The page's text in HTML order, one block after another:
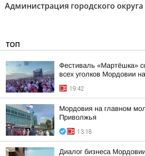
Администрация городского округа
ТОП
Фестиваль «Мартёшка»
всех уголков Мордовии
19:42
Мордовия на главном
Приволжья
13:18
Диалог бизнеса